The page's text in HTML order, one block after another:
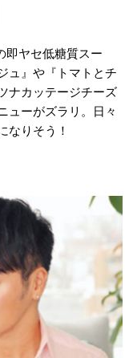
即ヤセ低糖質スー
ュ』や『トマトとチ
ナカッテージチーズ
ューがズラリ。日々
なりそう！